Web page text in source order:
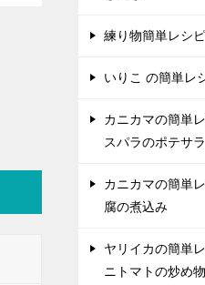
練り物簡単レシ
いりこ の簡単レ
カニカマの簡単
スパラのポテサラ
カニカマの簡単
腐の煮込み
ヤリイカの簡単
ニトマトの炒め物